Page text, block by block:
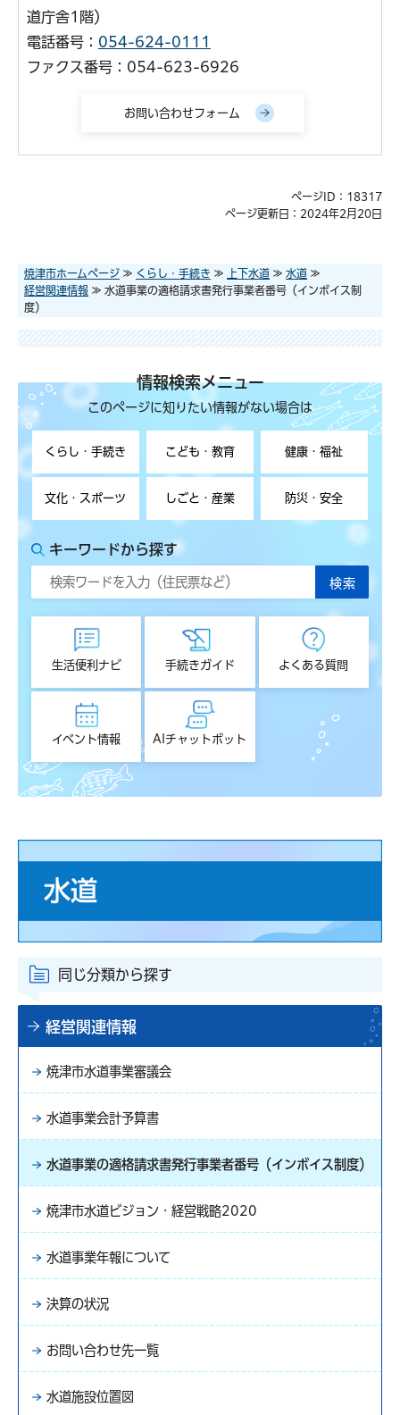
道庁舎1階）
電話番号： 054-624-0111
ファクス番号：054-623-6926
ページID：18317
ページ更新日：2024年2月20日
焼津市ホームページ ≫ くらし・手続き ≫ 上下水道 ≫ 水道 ≫
経営関連情報 ≫ 水道事業の適格請求書発行事業者番号（インボイス制
度）
情報検索メニュー
このページに知りたい情報がない場合は
くらし・手続き こども・教育 健康・福祉
文化・スポーツ しごと・産業 防災・安全
キーワードから探す
生活便利ナビ 手続きガイド よくある質問
イベント情報 AIチャットボット
同じ分類から探す
経営関連情報
焼津市水道事業審議会
水道事業会計予算書
水道事業の適格請求書発行事業者番号（インボイス制度）
焼津市水道ビジョン・経営戦略2020
水道事業年報について
決算の状況
お問い合わせ先一覧
水道施設位置図